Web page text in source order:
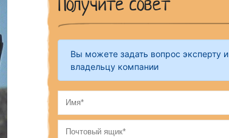
Вы можете задать вопрос эксперту и
владельцу компании